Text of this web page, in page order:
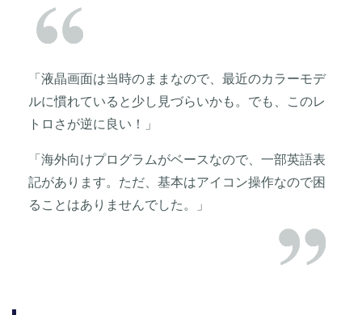
「液晶画面は当時のままなので、最近のカラーモデ
ルに慣れていると少し見づらいかも。でも、このレ
トロさが逆に良い！」
「海外向けプログラムがベースなので、一部英語表
記があります。ただ、基本はアイコン操作なので困
ることはありませんでした。」